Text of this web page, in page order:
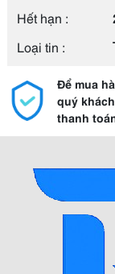
Hết hạn :
Loại tin :
Để mua
quý
thanh